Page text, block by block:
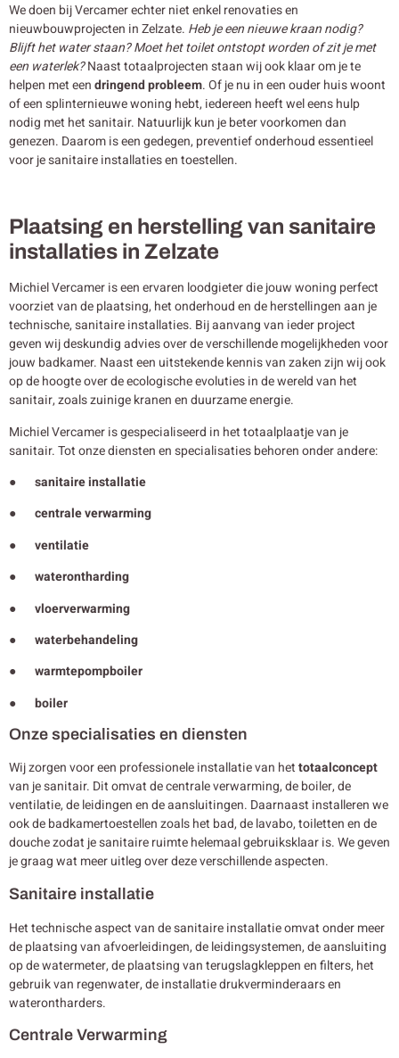
We doen bij Vercamer echter niet enkel renovaties en
nieuwbouwprojecten in Zelzate. Heb je een nieuwe kraan nodig?
Blijft het water staan? Moet het toilet ontstopt worden of zit je met
een waterlek?Naast totaalprojecten staan wij ook klaar om je te
helpen met eendringend probleem. Of je nu in een ouder huis woont
of een splinternieuwe woning hebt, iedereen heeft wel eens hulp
nodig met het sanitair. Natuurlijk kun je beter voorkomen dan
genezen. Daarom is een gedegen, preventief onderhoud essentieel
voor je sanitaire installaties en toestellen.
Plaatsing en herstelling van sanitaire
installaties in Zelzate
Michiel Vercamer is een ervaren loodgieter die jouw woning perfect
voorziet van de plaatsing, het onderhoud en de herstellingen aan je
technische, sanitaire installaties. Bij aanvang van ieder project
geven wij deskundig advies over de verschillende mogelijkheden voor
jouw badkamer. Naast een uitstekende kennis van zaken zijn wij ook
op de hoogte over de ecologische evoluties in de wereld van het
sanitair, zoals zuinige kranen en duurzame energie.
Michiel Vercamer is gespecialiseerd in het totaalplaatje van je
sanitair. Tot onze diensten en specialisaties behoren onder andere:
● sanitaire installatie
● centrale verwarming
● ventilatie
● waterontharding
● vloerverwarming
● waterbehandeling
● warmtepompboiler
● boiler
Onze specialisaties en diensten
Wij zorgen voor een professionele installatie van hettotaalconcept
van je sanitair. Dit omvat de centrale verwarming, de boiler, de
ventilatie, de leidingen en de aansluitingen. Daarnaast installeren we
ook de badkamertoestellen zoals het bad, de lavabo, toiletten en de
douche zodat je sanitaire ruimte helemaal gebruiksklaar is. We geven
je graag wat meer uitleg over deze verschillende aspecten.
Sanitaire installatie
Het technische aspect van de sanitaire installatie omvat onder meer
de plaatsing van afvoerleidingen, de leidingsystemen, de aansluiting
op de watermeter, de plaatsing van terugslagkleppen en filters, het
gebruik van regenwater, de installatie drukverminderaars en
waterontharders.
Centrale Verwarming